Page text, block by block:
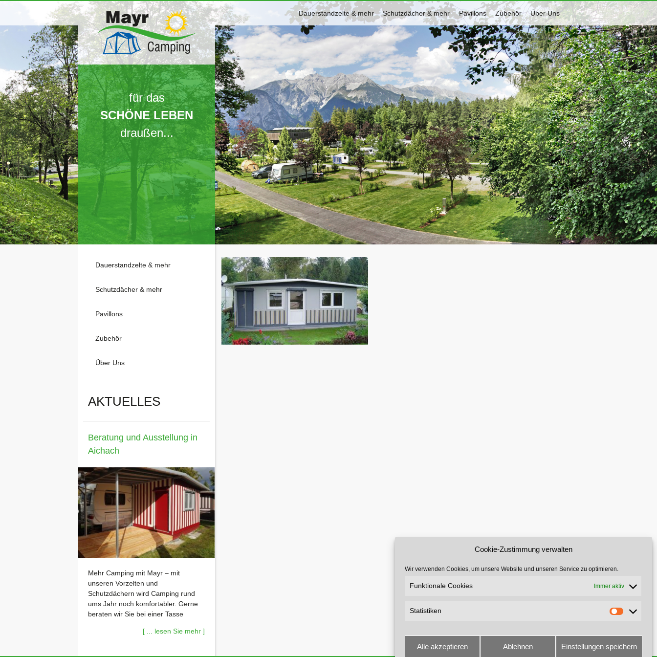
Cookie-Zustimmung verwalten
Wir verwenden Cookies, um unsere Website und unseren Service zu optimieren.
Funktionale Cookies Immer aktiv
Statistiken
Alle akzeptieren Ablehnen Einstellungen speichern
Dauerstandzelte & mehr Schutzdächer & mehr Pavillons Zubehör Über Uns
für das
SCHÖNE LEBEN
draußen...
Dauerstandzelte & mehr
Schutzdächer & mehr
Pavillons
Zubehör
Über Uns
AKTUELLES
Beratung und Ausstellung in
Aichach
Mehr Camping mit Mayr – mit
unseren Vorzelten und
Schutzdächern wird Camping rund
ums Jahr noch komfortabler. Gerne
beraten wir Sie bei einer Tasse
Vorhaben. Vereinbaren Sie einfach
Oder über unseren Sofortkontakt
[ ... lesen Sie mehr ]